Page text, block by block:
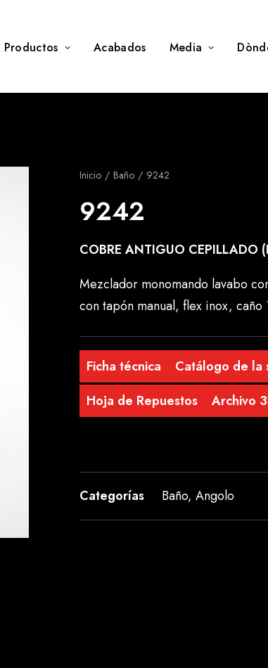
Productos Acabados Media
Inicio Baño 9242
9242
COBRE ANTIGUO CEPILLADO
Mezclador monomando lavabo
con tapón manual, flex inox, caño
Ficha técnica
Catálogo de la
Hoja de Repuestos
Archivo
Categorías Baño, Angolo